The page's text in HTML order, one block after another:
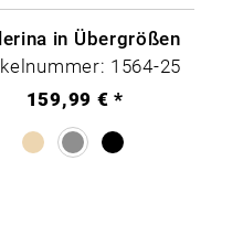
in Übergrößen
1564-25
159,99 € *